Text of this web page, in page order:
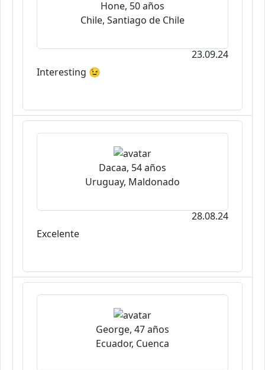
Hone, 50 años
Chile, Santiago de Chile
23.09.24
Interesting 😉
Dacaa, 54 años
Uruguay, Maldonado
28.08.24
Excelente
George, 47 años
Ecuador, Cuenca